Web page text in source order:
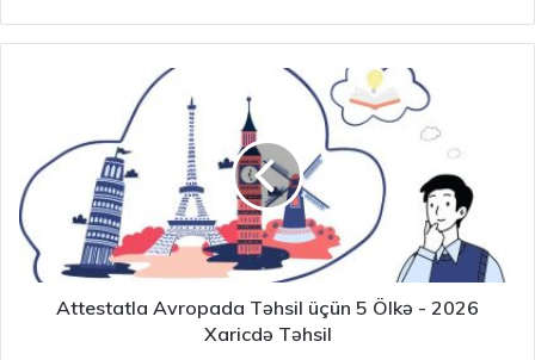
Attestatla Avropada Təhsil üçün 5 Ölkə - 2026
Xaricdə Təhsil